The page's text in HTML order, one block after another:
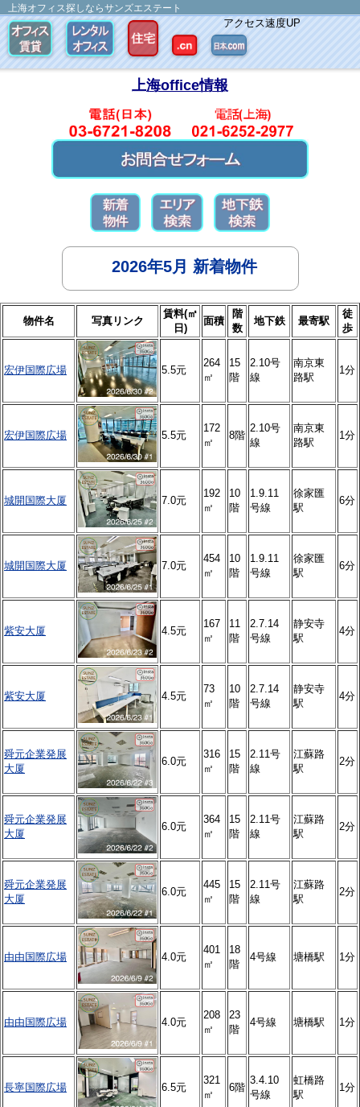
上海オフィス探しならサンズエステート
アクセス速度UP
上海office情報
2026年5月 新着物件
物件名 写真リンク
賃料(㎡
日)
面積
階
数
地下鉄 最寄駅
徒
歩
宏伊国際広場 5.5元
264
㎡
15
階
2.10号
線
南京東
路駅
1分
宏伊国際広場 5.5元
172
㎡
8階
2.10号
線
南京東
路駅
1分
城開国際大厦 7.0元
192
㎡
10
階
1.9.11
号線
徐家匯
駅
6分
城開国際大厦 7.0元
454
㎡
10
階
1.9.11
号線
徐家匯
駅
6分
紫安大厦 4.5元
167
㎡
11
階
2.7.14
号線
静安寺
駅
4分
紫安大厦 4.5元
73
㎡
10
階
2.7.14
号線
静安寺
駅
4分
舜元企業発展
大厦
6.0元
316
㎡
15
階
2.11号
線
江蘇路
駅
2分
舜元企業発展
大厦
6.0元
364
㎡
15
階
2.11号
線
江蘇路
駅
2分
舜元企業発展
大厦
6.0元
445
㎡
15
階
2.11号
線
江蘇路
駅
2分
由由国際広場 4.0元
401
㎡
18
階
4号線 塘橋駅 1分
由由国際広場 4.0元
208
㎡
23
階
4号線 塘橋駅 1分
長寧国際広場 6.5元
321
㎡
6階
3.4.10
号線
虹橋路
駅
1分